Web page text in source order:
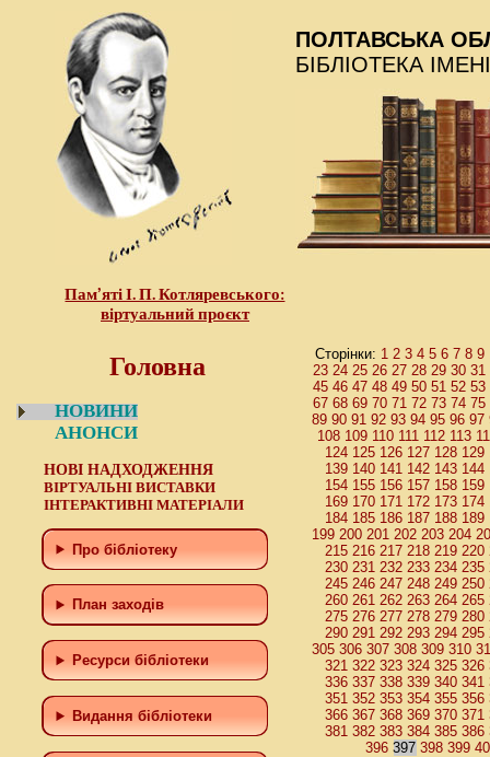
Пам’яті І. П. Котляревського:
віртуальний проєкт
ПОЛТАВСЬКА
БІБЛІОТЕКА
Головна
НОВИНИ
АНОНСИ
НОВІ НАДХОДЖЕННЯ
ВІРТУАЛЬНІ ВИСТАВКИ
ІНТЕРАКТИВНІ МАТЕРІАЛИ
Про бібліотеку
План заходів
Ресурси бібліотеки
Видання бібліотеки
Сторінки: 1 2 3 4 5 6 7 8 9
23 24 25 26 27 28 29 30 31
45 46 47 48 49 50 51 52 53
67 68 69 70 71 72 73 74 75
89 90 91 92 93 94 95 96 97
108 109 110 111 112 113
124 125 126 127 128 129
139 140 141 142 143 144
154 155 156 157 158 159
169 170 171 172 173 174
184 185 186 187 188 189
199 200 201 202 203 204
215 216 217 218 219 220
230 231 232 233 234 235
245 246 247 248 249 250
260 261 262 263 264 265
275 276 277 278 279 280
290 291 292 293 294 295
305 306 307 308 309 310
321 322 323 324 325 326
336 337 338 339 340 341
351 352 353 354 355 356
366 367 368 369 370 371
381 382 383 384 385 386
396 397 398 399